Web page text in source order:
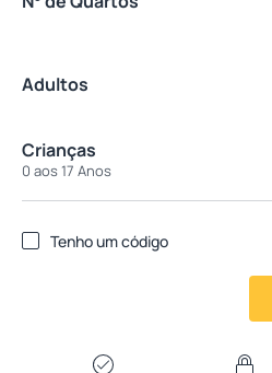
Adultos
Crianças
0 aos 17 Anos
Tenho um código